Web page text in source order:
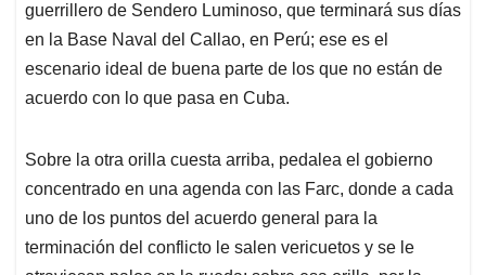
guerrillero de Sendero Luminoso, que terminará sus días
en la Base Naval del Callao, en Perú; ese es el
escenario ideal de buena parte de los que no están de
acuerdo con lo que pasa en Cuba.
Sobre la otra orilla cuesta arriba, pedalea el gobierno
concentrado en una agenda con las Farc, donde a cada
uno de los puntos del acuerdo general para la
terminación del conflicto le salen vericuetos y se le